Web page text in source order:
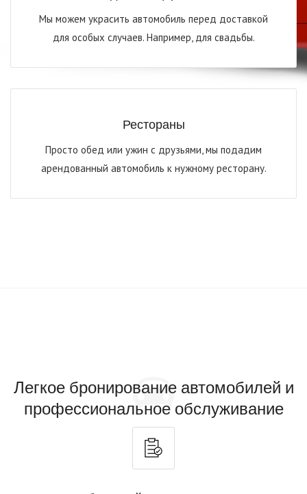
Мы можем украсить автомобиль перед доставкой
для особых случаев. Например, для свадьбы.
Рестораны
Просто обед или ужин с друзьями, мы подадим
арендованный автомобиль к нужному ресторану.
Легкое бронирование автомобилей и
профессиональное обслуживание